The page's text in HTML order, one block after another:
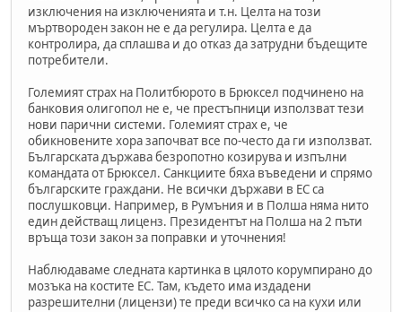
изключения на изключенията и т.н. Целта на този
мъртвороден закон не е да регулира. Целта е да
контролира, да сплашва и до отказ да затрудни бъдещите
потребители.
Големият страх на Политбюрото в Брюксел подчинено на
банковия олигопол не е, че престъпници използват тези
нови парични системи. Големият страх е, че
обикновените хора започват все по-често да ги използват.
Българската държава безропотно козирува и изпълни
командата от Брюксел. Санкциите бяха въведени и спрямо
българските граждани. Не всички държави в ЕС са
послушковци. Например, в Румъния и в Полша няма нито
един действащ лиценз. Президентът на Полша на 2 пъти
връща този закон за поправки и уточнения!
Наблюдаваме следната картинка в цялото корумпирано до
мозъка на костите ЕС. Там, където има издадени
разрешителни (лицензи) те преди всичко са на кухи или